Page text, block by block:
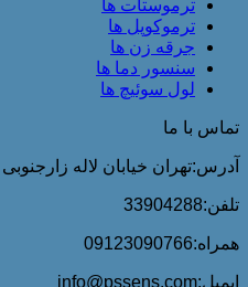
ترموستات ها
ترموکوپل ها
جرقه زن ها
سنسور دما ها
لول سوئیچ ها
تماس با ما
آدرس:تهران خیابان لاله
تلفن:33904288
همراه:09123090766
ایمیل:info@pssens.com